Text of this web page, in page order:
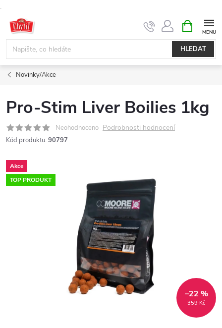
.
obsah
HLEDAT
NÁKUPNÍ
KOŠÍK
Novinky/Akce
Pro-Stim Liver Boilies 1kg
Neohodnoceno Podrobnosti hodnocení
Kód produktu: 90797
Akce
TOP PRODUKT
359 Kč
–22 %